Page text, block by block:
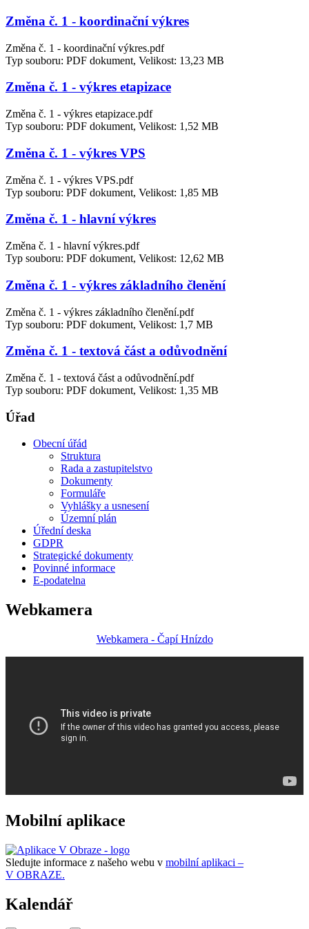
Změna č. 1 - koordinační výkres
Změna č. 1 - koordinační výkres.pdf
Typ souboru: PDF dokument, Velikost: 13,23 MB
Změna č. 1 - výkres etapizace
Změna č. 1 - výkres etapizace.pdf
Typ souboru: PDF dokument, Velikost: 1,52 MB
Změna č. 1 - výkres VPS
Změna č. 1 - výkres VPS.pdf
Typ souboru: PDF dokument, Velikost: 1,85 MB
Změna č. 1 - hlavní výkres
Změna č. 1 - hlavní výkres.pdf
Typ souboru: PDF dokument, Velikost: 12,62 MB
Změna č. 1 - výkres základního členění
Změna č. 1 - výkres základního členění.pdf
Typ souboru: PDF dokument, Velikost: 1,7 MB
Změna č. 1 - textová část a odůvodnění
Změna č. 1 - textová část a odůvodnění.pdf
Typ souboru: PDF dokument, Velikost: 1,35 MB
Úřad
Obecní úřád
Struktura
Rada a zastupitelstvo
Dokumenty
Formuláře
Vyhlášky a usnesení
Územní plán
Úřední deska
GDPR
Strategické dokumenty
Povinné informace
E-podatelna
Webkamera
Webkamera - Čapí Hnízdo
Mobilní aplikace
Sledujte informace z našeho webu v mobilní aplikaci –
V OBRAZE.
Kalendář